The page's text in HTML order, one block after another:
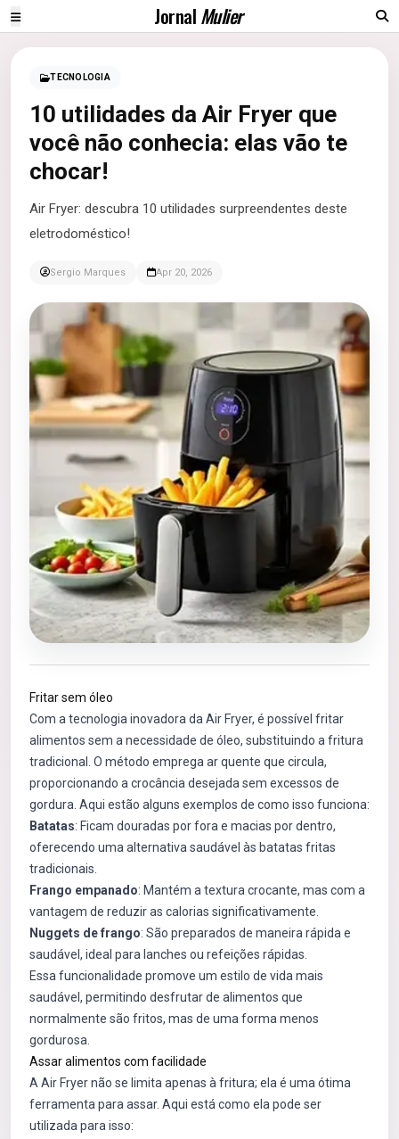
JornalMulier
TECNOLOGIA
10 utilidades da Air Fryer que
você não conhecia: elas vão te
chocar!
Air Fryer: descubra 10 utilidades surpreendentes deste
eletrodoméstico!
Sergio Marques Apr 20, 2026
Fritar sem óleo
Com a tecnologia inovadora da Air Fryer, é possível fritar
alimentos sem a necessidade de óleo, substituindo a fritura
tradicional. O método emprega ar quente que circula,
proporcionando a crocância desejada sem excessos de
gordura. Aqui estão alguns exemplos de como isso funciona:
Batatas: Ficam douradas por fora e macias por dentro,
oferecendo uma alternativa saudável às batatas fritas
tradicionais.
Frango empanado: Mantém a textura crocante, mas com a
vantagem de reduzir as calorias significativamente.
Nuggets de frango: São preparados de maneira rápida e
saudável, ideal para lanches ou refeições rápidas.
Essa funcionalidade promove um estilo de vida mais
saudável, permitindo desfrutar de alimentos que
normalmente são fritos, mas de uma forma menos
gordurosa.
Assar alimentos com facilidade
A Air Fryer não se limita apenas à fritura; ela é uma ótima
ferramenta para assar. Aqui está como ela pode ser
utilizada para isso: